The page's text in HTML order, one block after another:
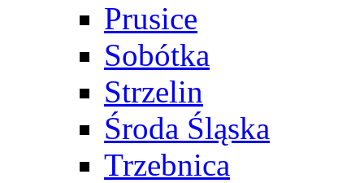
Prusice
Sobótka
Strzelin
Środa Śląska
Trzebnica